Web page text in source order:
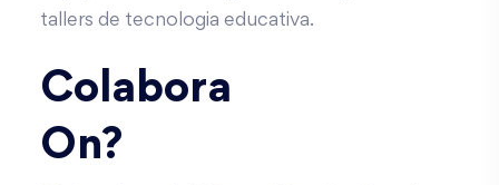
tallers de tecnologia educativa.
Colabora
On?